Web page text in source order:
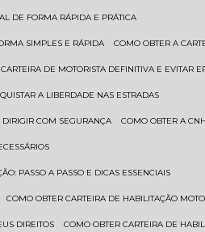
DE FORMA RÁPIDA E PRÁTICA
SIMPLES E RÁPIDA COMO OBTER A
CARTEIRA DE MOTORISTA DEFINITIVA E EVITAR
A LIBERDADE NAS ESTRADAS
DIRIGIR COM SEGURANÇA COMO OBTER A
PASSO A PASSO E DICAS ESSENCIAIS
COMO OBTER CARTEIRA DE HABILITAÇÃO MOTO
DIREITOS COMO OBTER CARTEIRA DE